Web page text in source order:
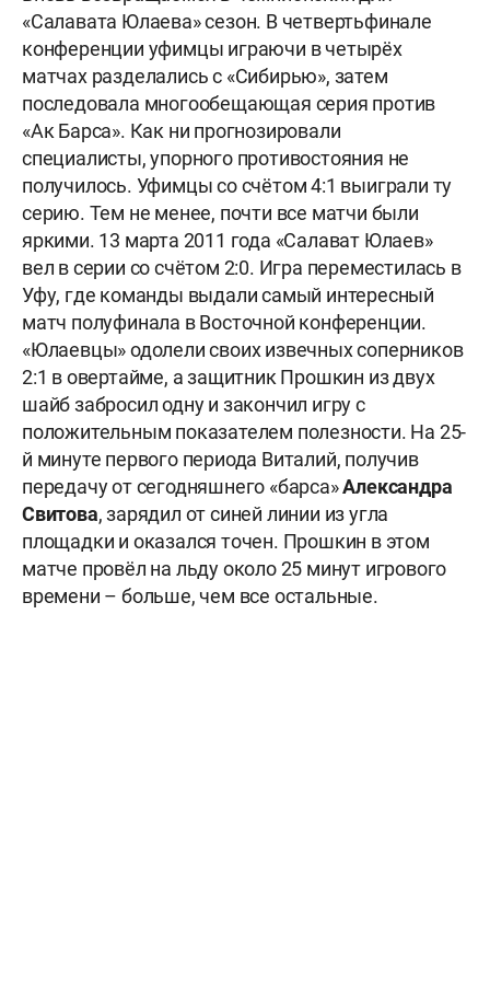
«Салавата Юлаева» сезон. В четвертьфинале
конференции уфимцы играючи в четырёх
матчах разделались с «Сибирью», затем
последовала многообещающая серия против
«Ак Барса». Как ни прогнозировали
специалисты, упорного противостояния не
получилось. Уфимцы со счётом 4:1 выиграли ту
серию. Тем не менее, почти все матчи были
яркими. 13 марта 2011 года «Салават Юлаев»
вел в серии со счётом 2:0. Игра переместилась в
Уфу, где команды выдали самый интересный
матч полуфинала в Восточной конференции.
«Юлаевцы» одолели своих извечных соперников
2:1 в овертайме, а защитник Прошкин из двух
шайб забросил одну и закончил игру с
положительным показателем полезности. На 25-
й минуте первого периода Виталий, получив
передачу от сегодняшнего «барса»Александра
Свитова, зарядил от синей линии из угла
площадки и оказался точен. Прошкин в этом
матче провёл на льду около 25 минут игрового
времени – больше, чем все остальные.